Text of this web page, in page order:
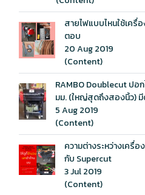
สายไฟแบบไหนใช้เครื่
ตอบ
20 Aug 2019
(Content)
RAMBO Doublecut ปอ
มม. (ใหญ่สุดถึงสองนิ้ว)
5 Aug 2019
(Content)
ความต่างระหว่างเครื่
กับ Supercut
3 Jul 2019
(Content)